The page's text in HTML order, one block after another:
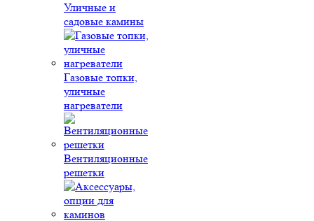
Уличные и
садовые камины
Газовые топки,
уличные
нагреватели
Вентиляционные
решетки